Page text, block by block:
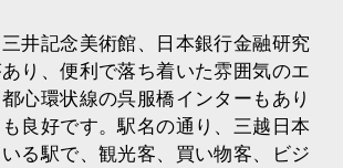
井記念美術館、日本銀行金融研究
り、便利で落ち着いた雰囲気のエ
心環状線の呉服橋インターもあり
良好です。駅名の通り、三越日本
る駅で、観光客、買い物客、ビジ